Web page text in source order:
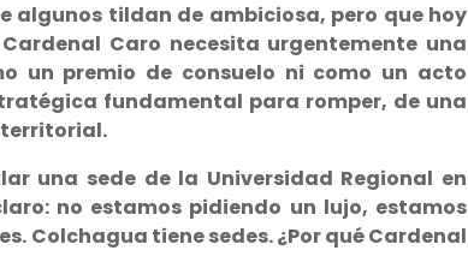
algunos tildan de ambiciosa, pero que hoy
Caro necesita urgentemente una
un premio de consuelo ni como un acto
fundamental para romper, de una
territorial.
una sede de la Universidad Regional en
no estamos pidiendo un lujo, estamos
Colchagua tiene sedes. ¿Por qué Cardenal